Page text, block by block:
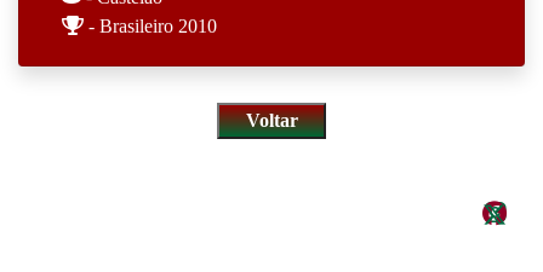
- Brasileiro 2010